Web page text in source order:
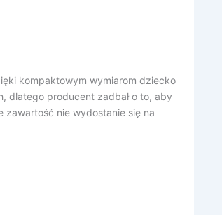
kompaktowym wymiarom dziecko
dlatego producent zadbał o to, aby
zawartość nie wydostanie się na